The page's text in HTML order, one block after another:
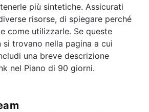
più sintetiche. Assicurati
risorse, di spiegare perché
come utilizzarle. Se queste
si trovano nella pagina a cui
una breve descrizione
nel Piano di 90 giorni.